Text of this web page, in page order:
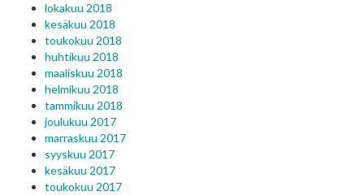
lokakuu 2018
kesäkuu 2018
toukokuu 2018
huhtikuu 2018
maaliskuu 2018
helmikuu 2018
tammikuu 2018
joulukuu 2017
marraskuu 2017
syyskuu 2017
kesäkuu 2017
toukokuu 2017